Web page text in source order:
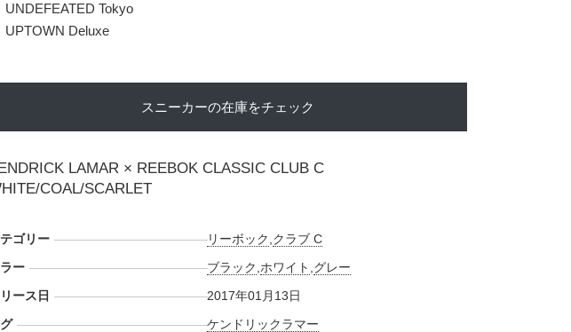
UNDEFEATED Tokyo
UPTOWN Deluxe
スニーカーの在庫をチェック
LAMAR × REEBOK CLASSIC CLUB C
COAL/SCARLET
ゴリー リーボック クラブ C
ー
ブラック ホワイト グレー
ース日
2017年01月13日
ケンドリックラマー